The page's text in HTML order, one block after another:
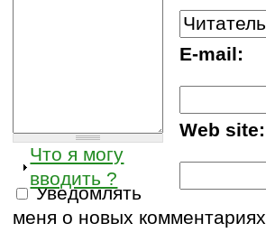
E-mail:
Web site:
Что я могу
вводить ?
Уведомлять
меня о новых комментариях